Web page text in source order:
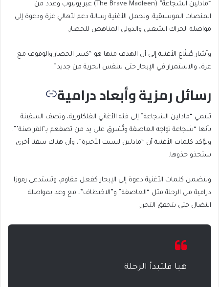
“مادلين الشجاعة” (The Brave Madleen) عبر يوتيوب وعدد من
المنصات الموسيقية. وتحمل الأغنية رسالة دعم لأهالي غزة ودعوة إلى
مواصلة الحراك الشعبي والدولي المناهض للحصار.
وأشار صُنّاع الأغنية إلى أن الهدف منها هو “كسر الحصار والوقوف مع
غزة، والاستمرار في الإبحار حتى تتنفس الحرية من جديد”.
رسائل رمزية وأبعاد درامية
تنتمي “مادلين الشجاعة” إلى فئة الأغاني الفلكلورية، وتصف السفينة
بأنها “شجاعة تواجه العاصفة وتُسْرق على يد من تصفهم بـ’القراصنة’”.
وتؤكد كلمات الأغنية أن “مادلين ليست الأخيرة”، وأن هناك سفنا أخرى
ستحذو حذوها.
وتتضمن كلمات الأغنية دعوة إلى الإبحار كفعل مقاوم، وتستدعي رموزا
درامية من الرحلة مثل “العاصفة” و”الاختطاف”، مع وعد بمواصلة
النضال حتى يتحقق التحرر.
هيا فلتبدأ الرحلة